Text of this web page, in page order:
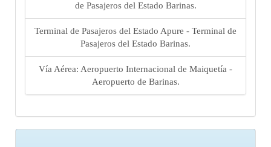
de Pasajeros del Estado Barinas.
Terminal de Pasajeros del Estado Apure - Terminal de
Pasajeros del Estado Barinas.
Vía Aérea: Aeropuerto Internacional de Maiquetía -
Aeropuerto de Barinas.